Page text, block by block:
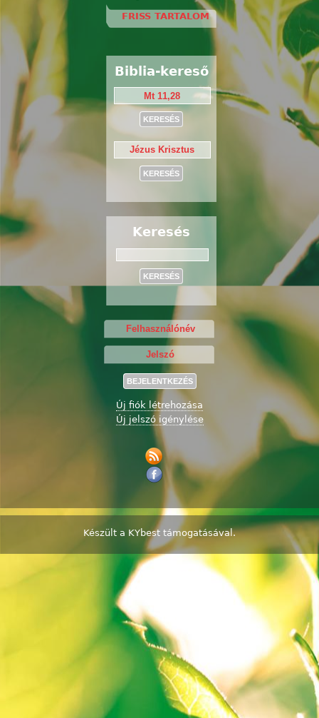
FRISS TARTALOM
Biblia-kereső
Keresés
Új fiók létrehozása
Új jelszó igénylése
Készült a KYbest támogatásával.